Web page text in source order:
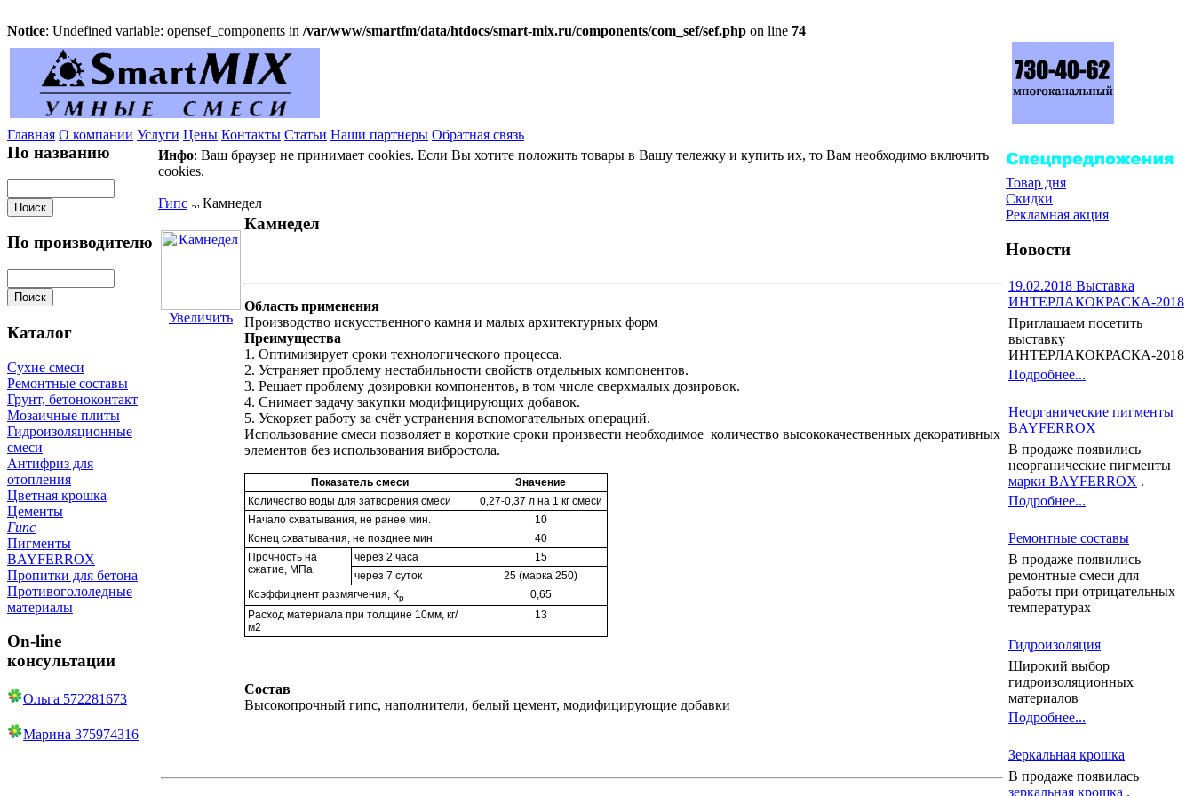
Notice: Undefined variable: opensef_components in /var/www/smartfm/data/htdocs/smart-mix.ru/components/com_sef/sef.php on line 74
Главная О компании Услуги Цены Контакты Статьи Наши партнеры Обратная связь
По названию
По производителю
Каталог
Сухие смеси
Ремонтные составы
Грунт, бетоноконтакт
Мозаичные плиты
Гидроизоляционные
смеси
Антифриз для
отопления
Цветная крошка
Цементы
Гипс
Пигменты
BAYFERROX
Пропитки для бетона
Противогололедные
материалы
On-line
консультации
Ольга 572281673
Марина 375974316
Инфо: Ваш браузер не принимает cookies. Если Вы хотите положить товары в Вашу тележку и купить их, то Вам необходимо включить
cookies.
Гипс Камнедел
Увеличить
Камнедел
Область применения
Производство искусственного камня и малых архитектурных форм
Преимущества
1. Оптимизирует сроки технологического процесса.
2. Устраняет проблему нестабильности свойств отдельных компонентов.
3. Решает проблему дозировки компонентов, в том числе сверхмалых дозировок.
4. Снимает задачу закупки модифицирующих добавок.
5. Ускоряет работу за счёт устранения вспомогательных операций.
Использование смеси позволяет в короткие сроки произвести необходимое количество высококачественных декоративных
элементов без использования вибростола.
Показатель смеси
Значение
Количество воды для затворения смеси
0,27-0,37 л на 1 кг смеси
Начало схватывания, не ранее мин.
10
Конец схватывания, не позднее мин.
40
Прочность на
сжатие, МПа
через 2 часа
15
через 7 суток
25 (марка 250)
Коэффициент размягчения, Кр
0,65
Расход материала при толщине 10мм, кг/
м2
13
Состав
Высокопрочный гипс, наполнители, белый цемент, модифицирующие добавки
Товар дня
Скидки
Рекламная акция
Новости
19.02.2018 Выставка
ИНТЕРЛАКОКРАСКА-2018
Приглашаем посетить
выставку
ИНТЕРЛАКОКРАСКА-2018
Подробнее...
Неорганические пигменты
BAYFERROX
В продаже появились
неорганические пигменты
марки BAYFERROX .
Подробнее...
Ремонтные составы
В продаже появились
ремонтные смеси для
работы при отрицательных
температурах
Гидроизоляция
Широкий выбор
гидроизоляционных
материалов
Подробнее...
Зеркальная крошка
В продаже появилась
зеркальная крошка .